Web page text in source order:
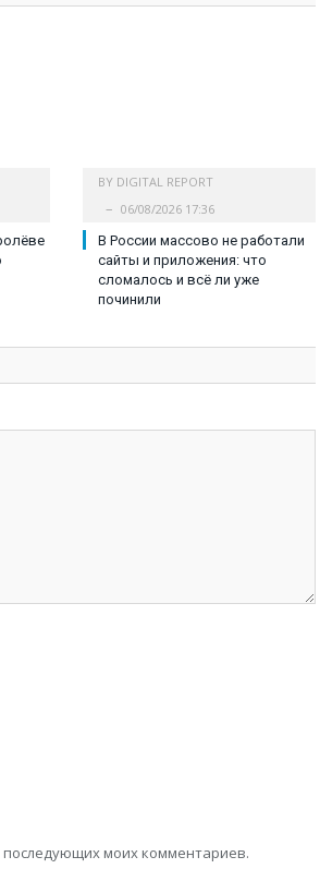
BY DIGITAL REPORT
06/08/2026 17:36
В России массово не работали
сайты и приложения: что
сломалось и всё ли уже
починили
последующих моих комментариев.